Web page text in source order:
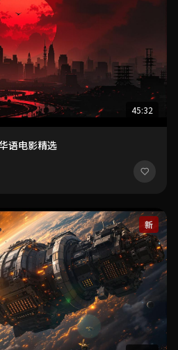
45:32
语电影精选
新